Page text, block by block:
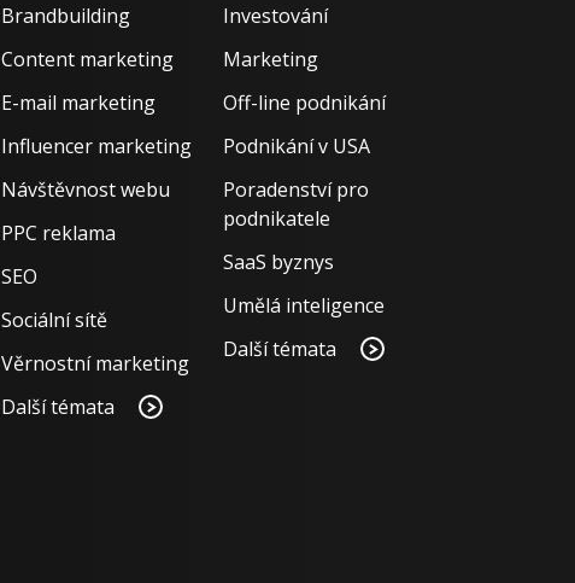
Brandbuilding
Content marketing
E-mail marketing
Influencer marketing
Návštěvnost webu
PPC reklama
SEO
Sociální sítě
Věrnostní marketing
Další témata
Investování
Marketing
Off-line podnikání
Podnikání v USA
Poradenství pro
podnikatele
SaaS byznys
Umělá inteligence
Další témata